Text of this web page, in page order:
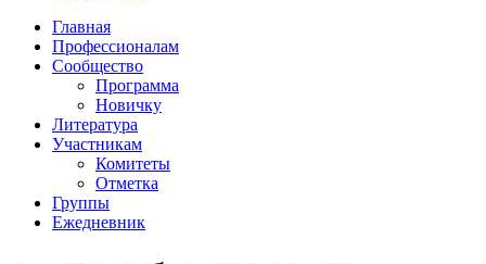
Главная
Профессионалам
Сообщество
Программа
Новичку
Литература
Участникам
Комитеты
Отметка
Группы
Ежедневник